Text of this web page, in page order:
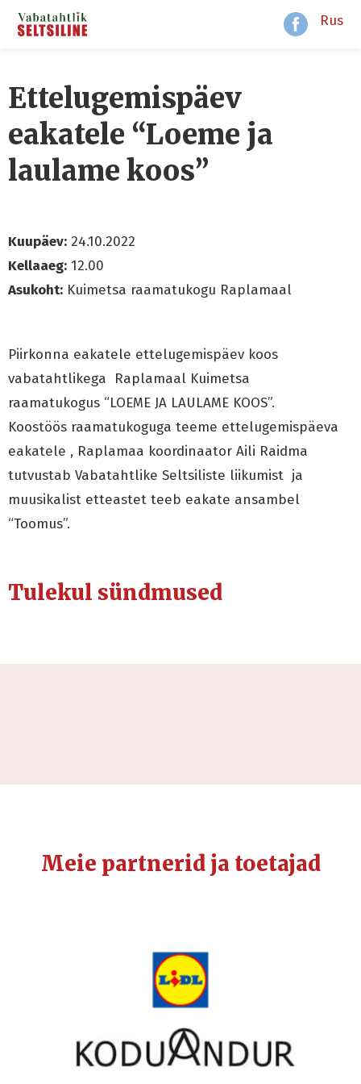
Rus
Ettelugemispäev
eakatele “Loeme ja
laulame koos”
Kuupäev: 24.10.2022
Kellaaeg: 12.00
Asukoht: Kuimetsa raamatukogu Raplamaal
Piirkonna eakatele ettelugemispäev koos
vabatahtlikega Raplamaal Kuimetsa
raamatukogus “LOEME JA LAULAME KOOS”.
Koostöös raamatukoguga teeme ettelugemispäeva
eakatele , Raplamaa koordinaator Aili Raidma
tutvustab Vabatahtlike Seltsiliste liikumist ja
muusikalist etteastet teeb eakate ansambel
“Toomus”.
Tulekul sündmused
Meie partnerid ja toetajad